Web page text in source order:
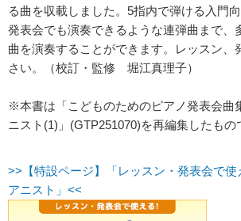
る曲を収載しました。5指内で弾ける入門
発表会でも演奏できるような連弾曲まで、
曲を演奏することができます。レッスン、
さい。（校訂・監修 堀江真理子）
※本書は「こどものためのピアノ発表会曲
ニスト(1)」(GTP251070)を再編集したもの
>>【特設ページ】「レッスン・発表会で
アニスト」<<